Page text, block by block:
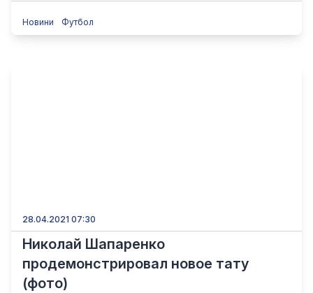
Новини Футбол
28.04.2021 07:30
Николай Шапаренко
продемонстрировал новое тату
(фото)